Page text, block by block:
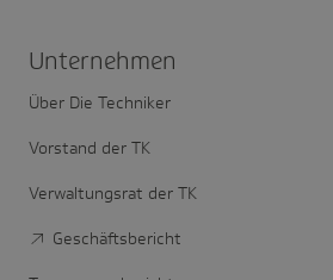
Unter­nehmen
Über Die Techniker
Vorstand der TK
Verwaltungsrat der TK
Geschäftsbericht